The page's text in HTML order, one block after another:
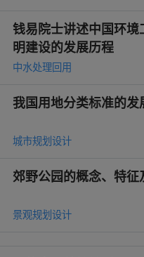
钱易院士讲述中国环
明建设的发展历程
中水处理回用
我国用地分类标准的发
城市规划设计
郊野公园的概念、特征
景观规划设计